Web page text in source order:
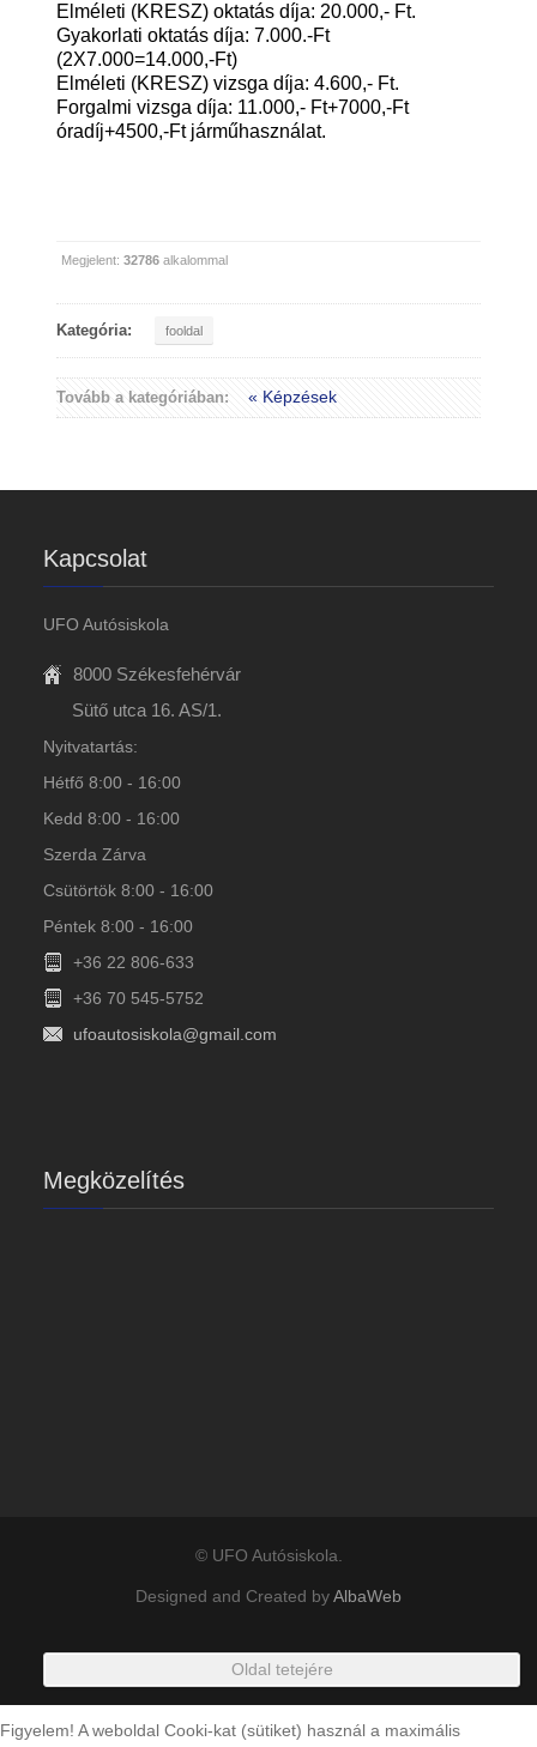
Elméleti (KRESZ) oktatás díja: 20.000,- Ft.
Gyakorlati oktatás díja: 7.000.-Ft
(2X7.000=14.000,-Ft)
Elméleti (KRESZ) vizsga díja: 4.600,- Ft.
Forgalmi vizsga díja: 11.000,- Ft+7000,-Ft
óradíj+4500,-Ft járműhasználat.
Megjelent: 32786alkalommal
Kategória: fooldal
Tovább a kategóriában: « Képzések
Kapcsolat
UFO Autósiskola
8000 Székesfehérvár
Sütő utca 16. AS/1.
Nyitvatartás:
Hétfő 8:00 - 16:00
Kedd 8:00 - 16:00
Szerda Zárva
Csütörtök 8:00 - 16:00
Péntek 8:00 - 16:00
+36 22 806-633
+36 70 545-5752
ufoautosiskola@gmail.com
Megközelítés
© UFO Autósiskola.
Designed and Created byAlbaWeb
Oldal tetejére
Figyelem! A weboldal Cooki-kat (sütiket) használ a maximális